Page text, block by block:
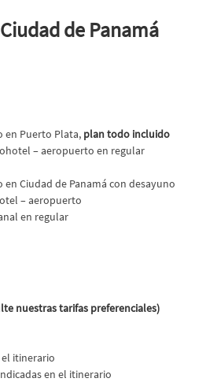
de Panamá
en Puerto Plata, plan todo incluido
– aeropuerto en regular
Ciudad de Panamá con desayuno
– aeropuerto
en regular
nuestras tarifas preferenciales)
el itinerario
en el itinerario